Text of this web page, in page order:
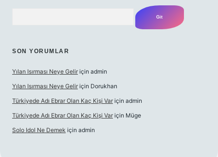
SON YORUMLAR
Yılan Isırması Neye Gelir için admin
Yılan Isırması Neye Gelir için Dorukhan
Türkiyede Adı Ebrar Olan Kaç Kişi Var için admin
Türkiyede Adı Ebrar Olan Kaç Kişi Var için Müge
Solo Idol Ne Demek için admin